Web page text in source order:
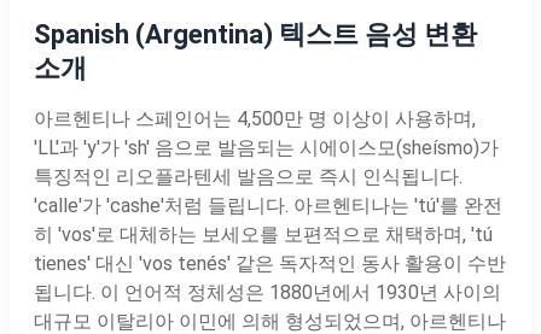
Spanish (Argentina) 텍스트 음성 변환
소개
아르헨티나 스페인어는 4,500만 명 이상이 사용하며,
'LL'과 'y'가 'sh' 음으로 발음되는 시에이스모(sheísmo)가
특징적인 리오플라텐세 발음으로 즉시 인식됩니다.
'calle'가 'cashe'처럼 들립니다. 아르헨티나는 'tú'를 완전
히 'vos'로 대체하는 보세오를 보편적으로 채택하며, 'tú
tienes' 대신 'vos tenés' 같은 독자적인 동사 활용이 수반
됩니다. 이 언어적 정체성은 1880년에서 1930년 사이의
대규모 이탈리아 이민에 의해 형성되었으며, 아르헨티나